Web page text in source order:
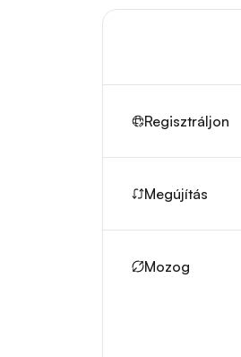
Regisztráljon
Megújítás
Mozog